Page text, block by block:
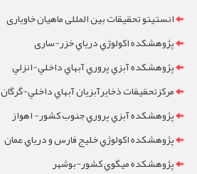
انستیتو تحقیقات بین المللی ماهیان خاویاری
پژوهشکده اکولوژي درياي خزر-ساری
پژوهشکده آبزي پروري آبهاي داخلي-انزلي
مرکزتحقيقات ذخايرآبزيان آبهاي داخلي-گرگان
پژوهشکده آبزي پروري جنوب کشور- اهواز
پژوهشکده اکولوژي خليج فارس و درياي عمان
پژوهشکده ميگوي کشور-بوشهر